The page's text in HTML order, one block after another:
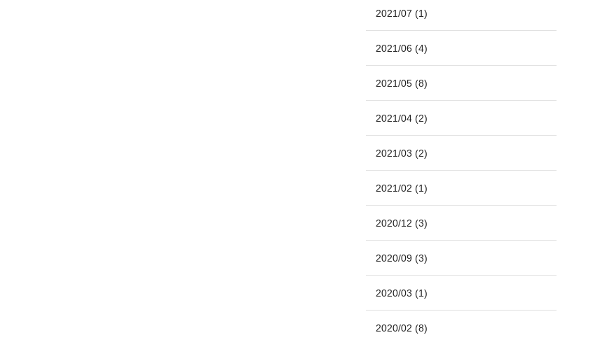
2021/07 (1)
2021/06 (4)
2021/05 (8)
2021/04 (2)
2021/03 (2)
2021/02 (1)
2020/12 (3)
2020/09 (3)
2020/03 (1)
2020/02 (8)